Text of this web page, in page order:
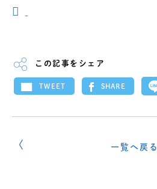
この記事をシェア
TWEET SHARE
一覧へ戻る